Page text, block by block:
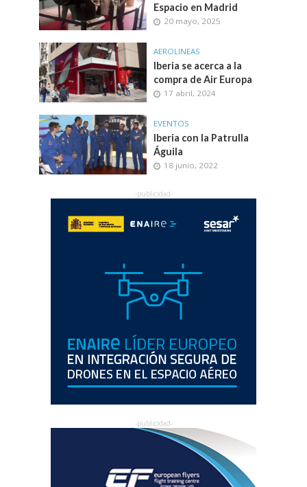
Espacio en Madrid
20 mayo, 2025
AEROLINEAS
Iberia se acerca a la
compra de Air Europa
17 abril, 2024
EVENTOS
Iberia con la Patrulla
Águila
18 junio, 2022